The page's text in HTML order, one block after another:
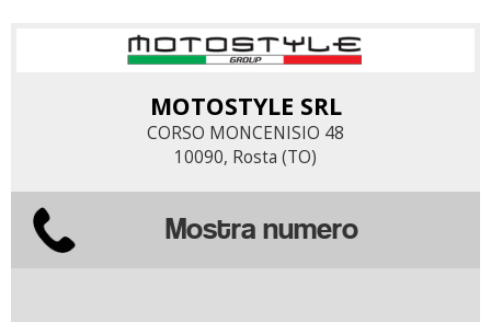
MOTOSTYLE SRL
CORSO MONCENISIO 48
10090, Rosta (TO)
Mostra numero